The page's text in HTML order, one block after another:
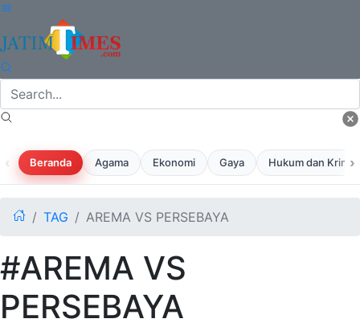
‹ Beranda Agama Ekonomi Gaya Hukum dan ›
TAG AREMA VS PERSEBAYA
#AREMA VS
PERSEBAYA